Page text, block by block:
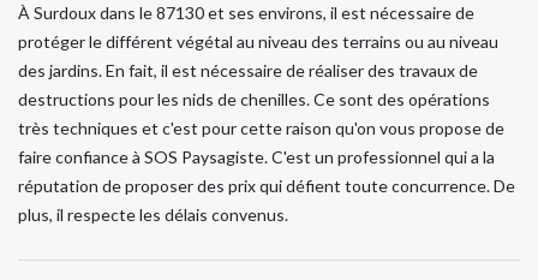
À Surdoux dans le 87130 et ses environs, il est nécessaire de
protéger le différent végétal au niveau des terrains ou au niveau
des jardins. En fait, il est nécessaire de réaliser des travaux de
destructions pour les nids de chenilles. Ce sont des opérations
très techniques et c'est pour cette raison qu'on vous propose de
faire confiance à SOS Paysagiste. C'est un professionnel qui a la
réputation de proposer des prix qui défient toute concurrence. De
plus, il respecte les délais convenus.